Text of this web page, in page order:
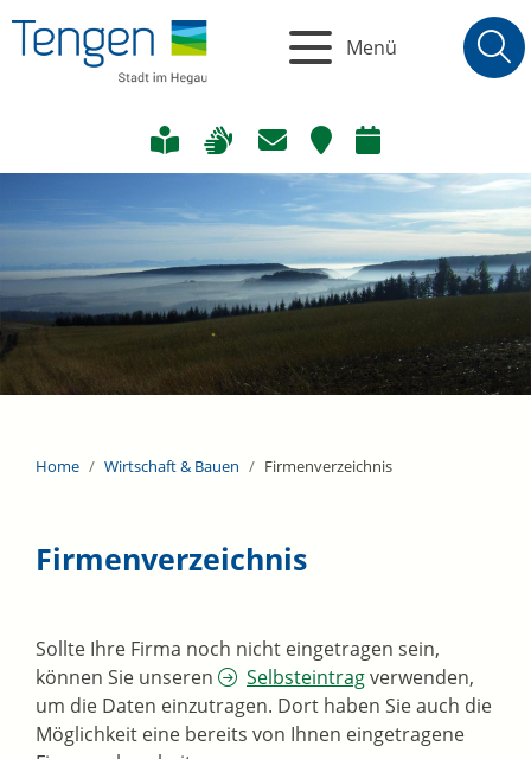
Menü
Home Wirtschaft & Bauen Firmenverzeichnis
Firmenverzeichnis
Sollte Ihre Firma noch nicht eingetragen sein,
können Sie unseren
Selbsteintragverwenden,
um die Daten einzutragen. Dort haben Sie auch die
Möglichkeit eine bereits von Ihnen eingetragene